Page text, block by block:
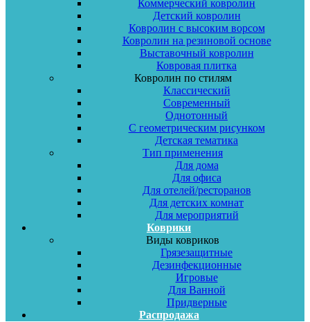
Коммерческий ковролин
Детский ковролин
Ковролин с высоким ворсом
Ковролин на резиновой основе
Выставочный ковролин
Ковровая плитка
Ковролин по стилям
Классический
Современный
Однотонный
С геометрическим рисунком
Детская тематика
Тип применения
Для дома
Для офиса
Для отелей/ресторанов
Для детских комнат
Для мероприятий
Коврики
Виды ковриков
Грязезащитные
Дезинфекционные
Игровые
Для Ванной
Придверные
Распродажа